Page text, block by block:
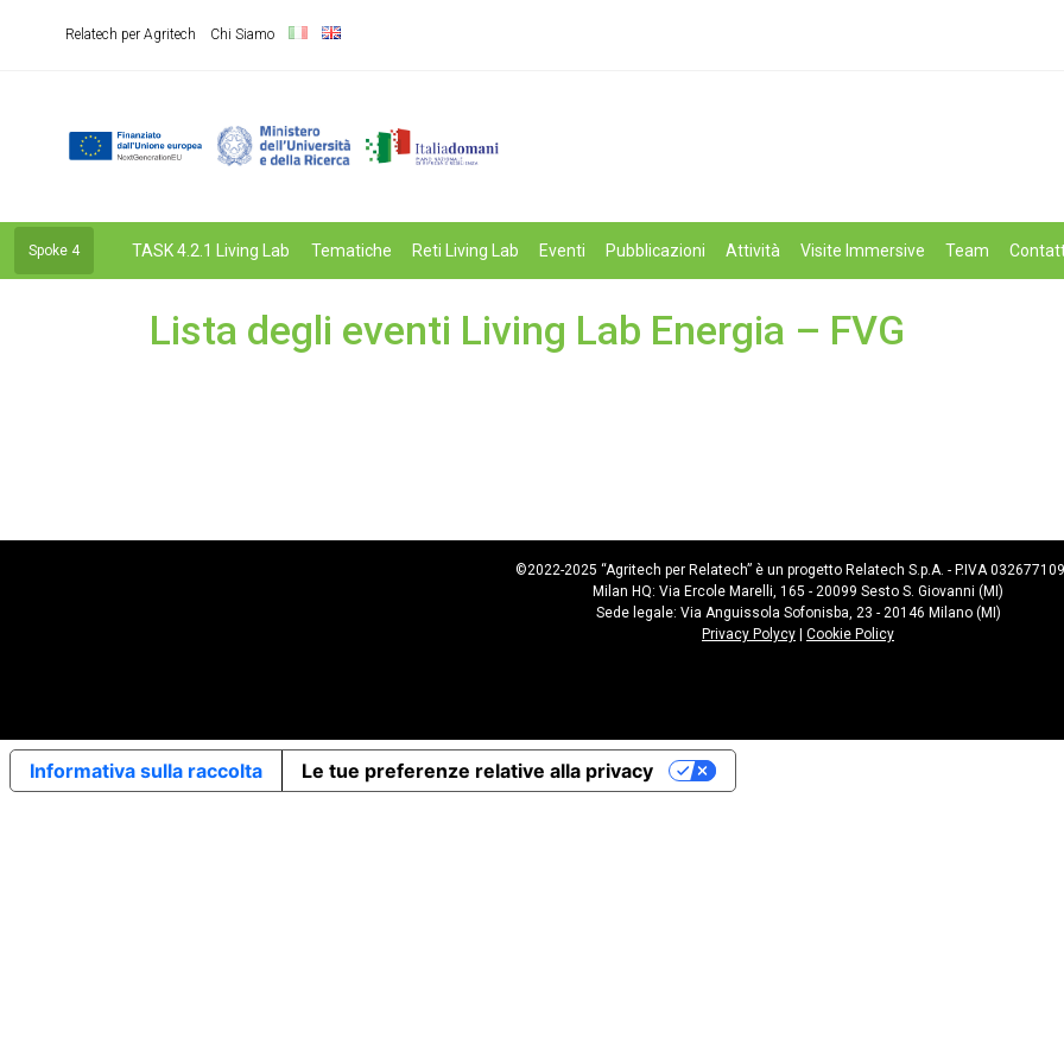
Relatech per Agritech Chi Siamo
Spoke 4 TASK 4.2.1 Living Lab Tematiche Reti Living Lab Eventi Pubblicazioni Attività Visite Immersive Team
Lista degli eventi Living Lab Energia – FVG
©2022-2025 “Agritech per Relatech” è un progetto Relatech S.p.A. - P.IVA
Milan HQ: Via Ercole Marelli, 165 - 20099 Sesto S. Giovanni (MI)
Sede legale: Via Anguissola Sofonisba, 23 - 20146 Milano (MI)
Privacy Polycy | Cookie Policy
Informativa sulla raccolta Le tue preferenze relative alla privacy